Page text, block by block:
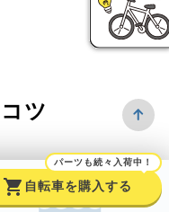
ツ
shopping_cart
パーツも続々入荷中！
自転車を購入する